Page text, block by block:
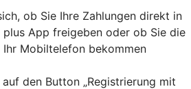
ob Sie Ihre Zahlungen direkt in
plus App freigeben oder ob Sie die
Ihr Mobiltelefon bekommen
den Button „Registrierung mit